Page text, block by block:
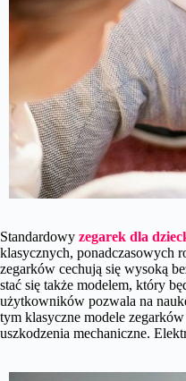
Standardowy zegarek dla
klasycznych, ponadczasowych
zegarków cechują się wysoką
stać się także modelem, który
użytkowników pozwala na
tym klasyczne modele
uszkodzenia mechaniczne.